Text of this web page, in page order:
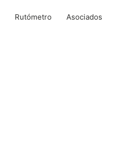
Rutómetro Asociados